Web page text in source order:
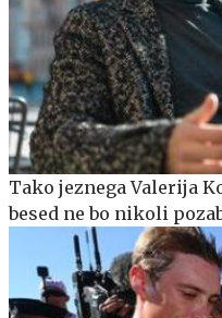
Tako jeznega Valerija
besed ne bo nikoli